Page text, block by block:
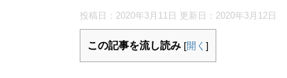
投稿日：2020年3月11日 更新日： 2020年3月12日
この記事を流し読み [開く ]